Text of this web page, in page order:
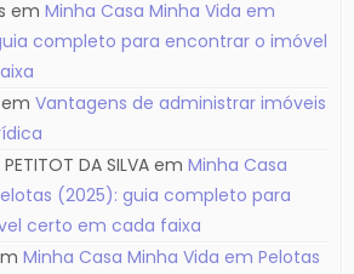
em Minha Casa Minha Vida em
completo para encontrar o imóvel
em Vantagens de administrar imóveis
PETITOT DA SILVAem Minha Casa
(2025): guia completo para
certo em cada faixa
Minha Casa Minha Vida em Pelotas